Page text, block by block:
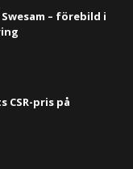
– förebild i
CSR-pris på